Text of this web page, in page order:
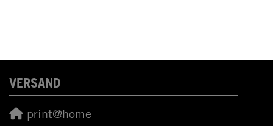
VERSAND
print@home